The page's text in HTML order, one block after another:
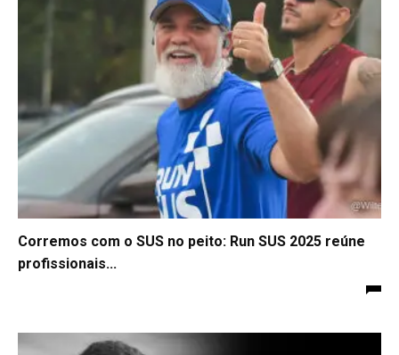
Corremos com o SUS no peito: Run SUS 2025 reúne
profissionais...